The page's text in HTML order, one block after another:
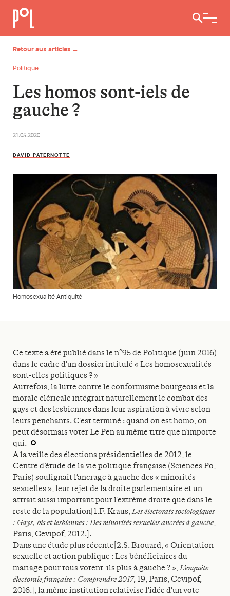
Ouvrir /
Retour aux articles →
Politique
Les homos sont-iels de
gauche ?
21.05.2020
DAVID PATERNOTTE
Homosexualité Antiquité
Ce texte a été publié dans le n°95 de Politique (juin 2016)
dans le cadre d’un dossier intitulé « Les homosexualités
sont-elles politiques ? »
Autrefois, la lutte contre le conformisme bourgeois et la
morale cléricale intégrait naturellement le combat des
gays et des lesbiennes dans leur aspiration à vivre selon
leurs penchants. C’est terminé : quand on est homo, on
peut désormais voter Le Pen au même titre que n’importe
qui.
A la veille des élections présidentielles de 2012, le
Centre d’étude de la vie politique française (Sciences Po,
Paris) soulignait l’ancrage à gauche des « minorités
sexuelles », leur rejet de la droite parlementaire et un
attrait aussi important pour l’extrême droite que dans le
reste de la population[1.F. Kraus,Les électorats sociologiques
: Gays, bis et lesbiennes : Des minoritéssexuelles ancrées à gauche,
Paris, Cevipof, 2012.].
Dans une étude plus récente[2.S. Brouard, « Orientation
sexuelle et action publique : Les bénéficiaires du
mariage pour tous votent-ils plus à gauche ? »,L’enquête
électorale française : Comprendre 2017, 19, Paris, Cevipof,
2016.], la même institution relativise l’idée d’un vote